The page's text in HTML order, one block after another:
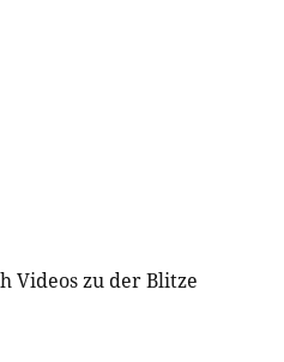
Videos zu der Blitze